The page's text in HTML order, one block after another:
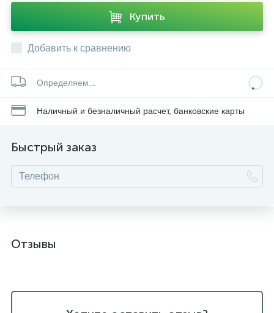
Купить
Добавить к сравнению
Определяем...
Наличный и безналичный расчет, банковские карты
Быстрый заказ
Отзывы